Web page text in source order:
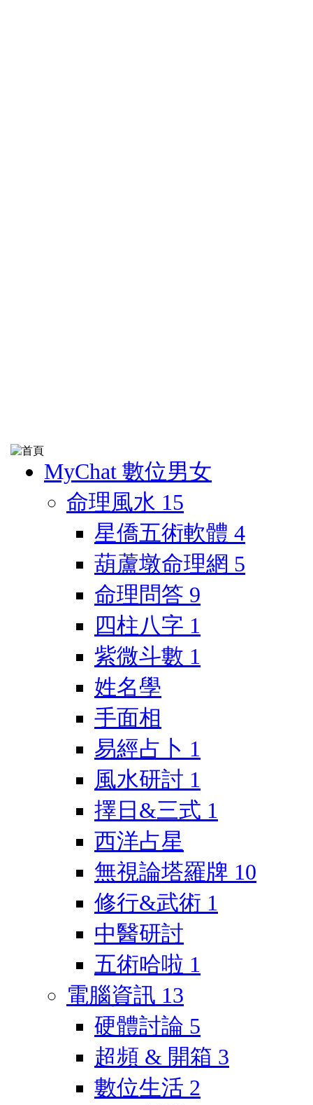
MyChat 數位男女
命理風水 15
星僑五術軟體 4
葫蘆墩命理網 5
命理問答 9
四柱八字 1
紫微斗數 1
姓名學
手面相
易經占卜 1
風水研討 1
擇日&三式 1
西洋占星
無視論塔羅牌 10
修行&武術 1
中醫研討
五術哈啦 1
電腦資訊 13
硬體討論 5
超頻 & 開箱 3
數位生活 2